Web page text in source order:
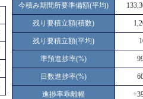
今積み期間所要準備額(平均)
残り要積立額(積数)
残り要積立額(平均)
準預進捗率(%)
日数進捗率(%)
進捗率乖離幅